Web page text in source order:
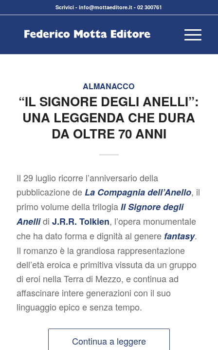
Scrivici -info@mottaeditore.it -02 300761
ALMANACCO
“IL SIGNORE DEGLI ANELLI”:
UNA LEGGENDA CHE DURA
DA OLTRE 70 ANNI
Il 29 luglio ricorre l’anniversario della
pubblicazione deLa Compagnia dell’Anello, il
primo volume della trilogiaIl Signore degli
Anellidi J.R.R. Tolkien, l’opera monumentale
che ha dato forma e dignità al genere fantasy.
Il romanzo è la grandiosa rappresentazione
dell’età eroica e primitiva vissuta da un gruppo
di eroi nella Terra di Mezzo, e continua ad
affascinare intere generazioni con il suo
linguaggio epico e senza tempo.
Continua a leggere